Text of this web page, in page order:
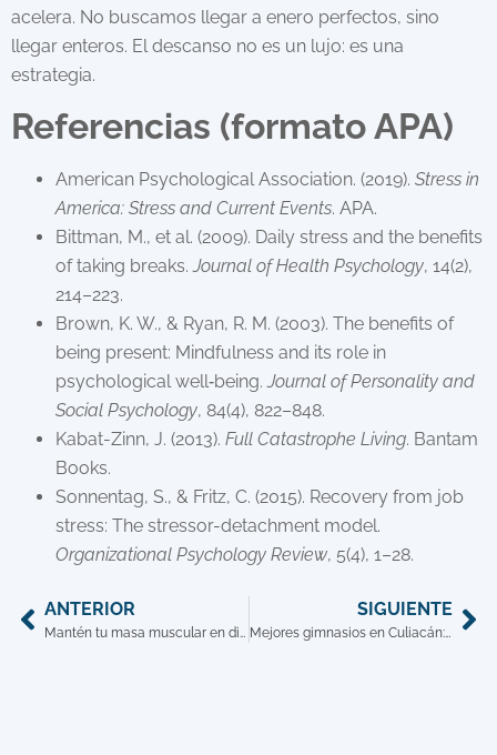
acelera. No buscamos llegar a enero perfectos, sino
llegar enteros. El descanso no es un lujo: es una
estrategia.
Referencias (formato APA)
American Psychological Association. (2019). Stress in
America: Stress and Current Events. APA.
Bittman, M., et al. (2009). Daily stress and the benefits
of taking breaks.Journal of Health Psychology, 14(2),
214–223.
Brown, K. W., & Ryan, R. M. (2003). The benefits of
being present: Mindfulness and its role in
psychological well‐being.Journal of Personality and
Social Psychology, 84(4), 822–848.
Kabat-Zinn, J. (2013). Full Catastrophe Living. Bantam
Books.
Sonnentag, S., & Fritz, C. (2015). Recovery from job
stress: The stressor-detachment model.
Organizational Psychology Review, 5(4), 1–28.
ANTERIOR
Mantén tu masa muscular en diciembre sin entrenar igual que en otros meses
SIGUIENTE
Mejores gimnasios en Culiacán: ¿Cómo elegir el ideal para ti?